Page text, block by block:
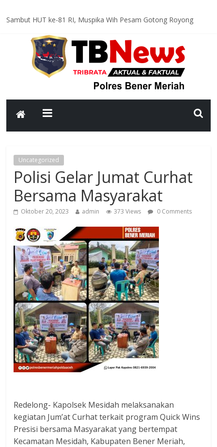
Sambut HUT ke-81 RI, Muspika Wih Pesam Gotong Royong
Optimal dan Humanis, Ditsamapta Polda Aceh Supervisi
Kesiapsiagaan Dalmas Polres Bener Meriah
Polsek Bandar Gelar Patroli Rutin, Sampaikan Pesan Kamtibmas
kepada Warga
Polsek Pintu Rime Gayo Pantau Kondisi Warga di Hunian
Pesan Kamtibmas
Uncategorized
Polisi Gelar Jumat Curhat
Bersama Masyarakat
Oktober 20, 2023 admin 373 Views 0 Comments
Redelong- Kapolsek Mesidah melaksanakan
kegiatan Jum’at Curhat terkait program Quick Wins
Presisi bersama Masyarakat yang bertempat
Kecamatan Mesidah, Kabupaten Bener Meriah,